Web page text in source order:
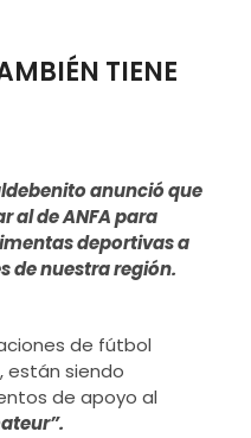
ú
TIENE
anunció que
al de ANFA para
deportivas a
de nuestra región.
de fútbol
están siendo
de apoyo al